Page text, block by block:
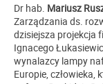
Dr hab. Mariusz
Zarządzania ds.
dzisiejsza projekcja
Ignacego
wynalazcy lampy
Europie, człowieka,